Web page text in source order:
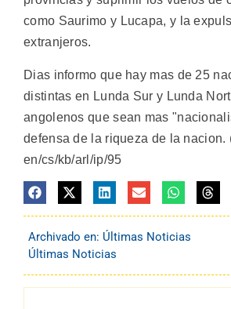
como Saurimo y Lucapa, y la
extranjeros.
Dias informo que hay mas de 25
distintas en Lunda Sur y Lunda
angolenos que sean mas
defensa de la riqueza de la nacion.
en/cs/kb/arl/ip/95
Archivado en: Últimas Noticias
Últimas Noticias